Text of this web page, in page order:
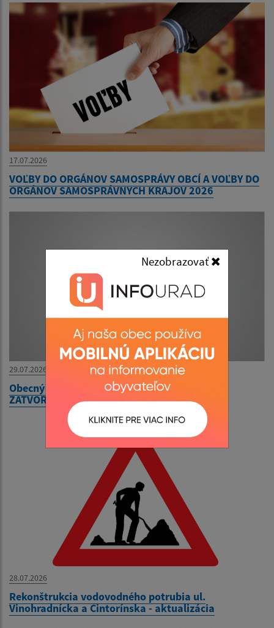
17.07.2026
VOĽBY DO ORGÁNOV SAMOSPRÁVY OBCÍ A VOĽBY DO
ORGÁNOV SAMOSPRÁVNYCH KRAJOV 2026
29.07.2026
Obecný úrad bude v utorok 04. augusta 2026
ZATVORENÝ
28.07.2026
Rekonštrukcia vodovodného potrubia ul.
Vinohradnícka a Cintorínska - aktualizácia
Nezobrazovať